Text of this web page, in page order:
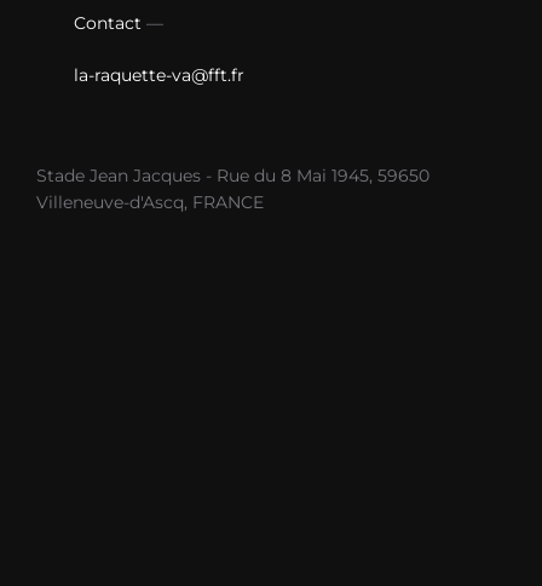
Contact —
la-raquette-va@fft.fr
Stade Jean Jacques - Rue du 8 Mai 1945, 59650
Villeneuve-d'Ascq, FRANCE